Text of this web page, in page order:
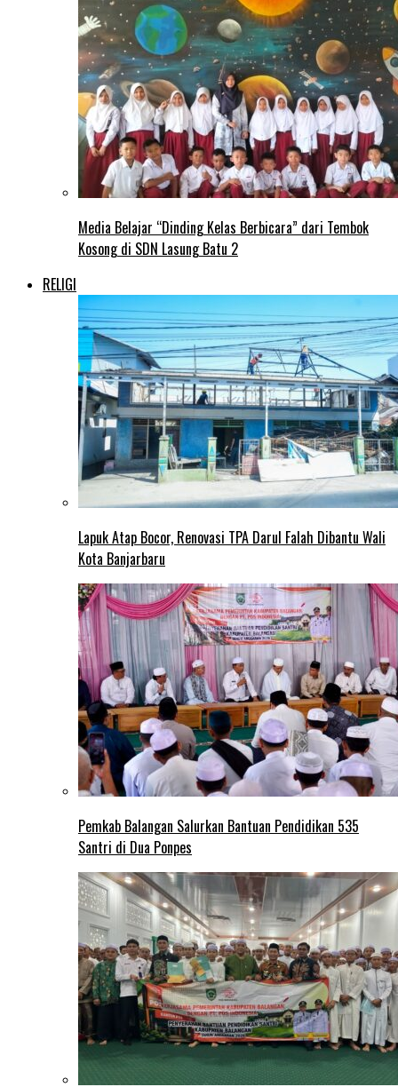
Media Belajar “Dinding Kelas Berbicara” dari Tembok
Kosong di SDN Lasung Batu 2
RELIGI
Lapuk Atap Bocor, Renovasi TPA Darul Falah Dibantu Wali
Kota Banjarbaru
Pemkab Balangan Salurkan Bantuan Pendidikan 535
Santri di Dua Ponpes